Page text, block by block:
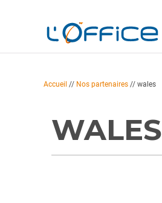
Accueil // Nos partenaires // wales
WALES